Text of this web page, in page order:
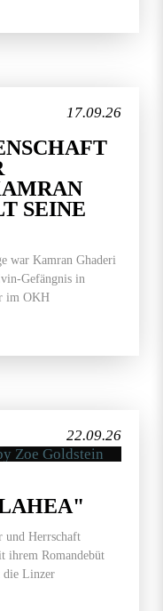
17.09.26
SEINE
war Kamran Ghaderi
Gefängnis in
im OKH
22.09.26
und Herrschaft
ihrem Romandebüt
Linzer